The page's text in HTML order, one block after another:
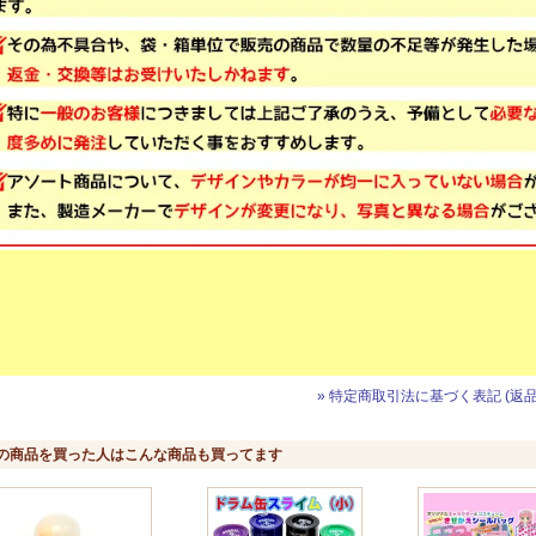
» 特定商取引法に基づく表記 (返
商品を買った人はこんな商品も買ってます